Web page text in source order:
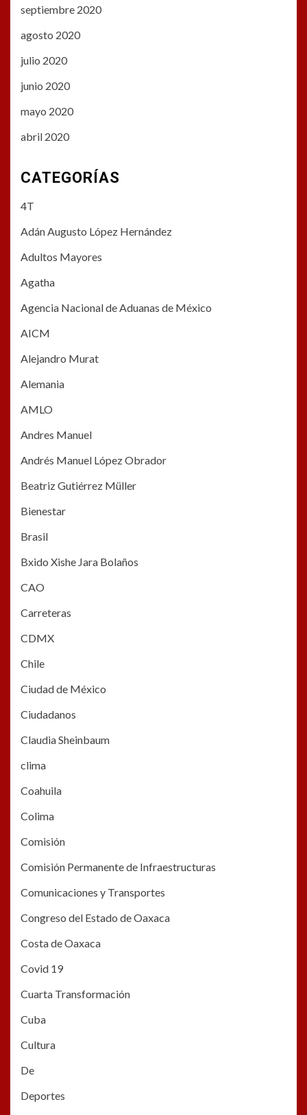
septiembre 2020
agosto 2020
julio 2020
junio 2020
mayo 2020
abril 2020
CATEGORÍAS
4T
Adán Augusto López Hernández
Adultos Mayores
Agatha
Agencia Nacional de Aduanas de México
AICM
Alejandro Murat
Alemania
AMLO
Andres Manuel
Andrés Manuel López Obrador
Beatriz Gutiérrez Müller
Bienestar
Brasil
Bxido Xishe Jara Bolaños
CAO
Carreteras
CDMX
Chile
Ciudad de México
Ciudadanos
Claudia Sheinbaum
clima
Coahuila
Colima
Comisión
Comisión Permanente de Infraestructuras
Comunicaciones y Transportes
Congreso del Estado de Oaxaca
Costa de Oaxaca
Covid 19
Cuarta Transformación
Cuba
Cultura
De
Deportes